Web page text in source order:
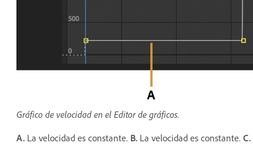
Gráfico de velocidad en el Editor de gráficos.
A. La velocidad es constante. B. La velocidad es constante. C.